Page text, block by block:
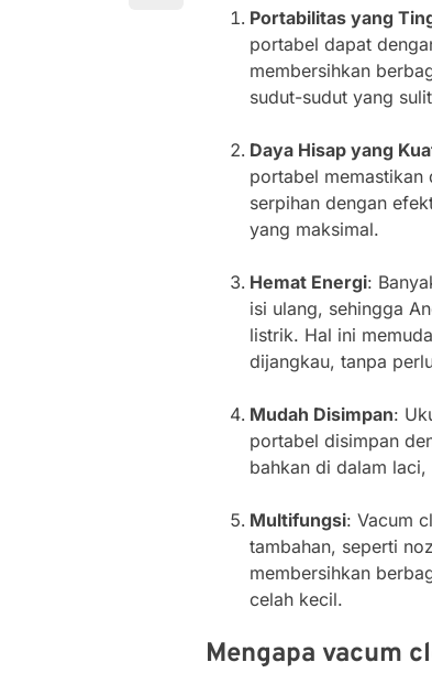
Portabilitas yang
portabel dapat
membersihkan
sudut-sudut yang
Daya Hisap yang
portabel
serpihan dengan
yang maksimal.
Hemat Energi:
isi ulang, sehingga
listrik. Hal ini
dijangkau, tanpa
Mudah Disimpan:
portabel disimpan
bahkan di dalam
Multifungsi: Vacum
tambahan, seperti
membersihkan
celah kecil.
Mengapa vacum